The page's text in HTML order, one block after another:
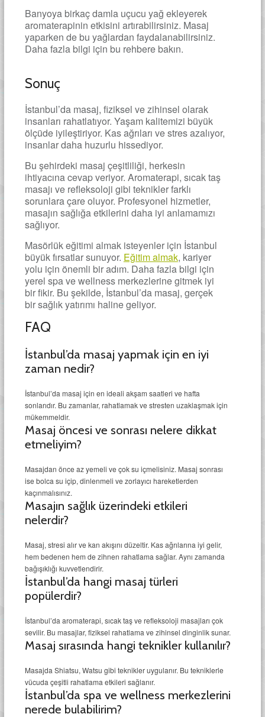
Banyoya birkaç damla uçucu yağ ekleyerek
aromaterapinin etkisini artırabilirsiniz. Masaj
yaparken de bu yağlardan faydalanabilirsiniz.
Daha fazla bilgi için bu rehbere bakın.
Sonuç
İstanbul’da masaj, fiziksel ve zihinsel olarak
insanları rahatlatıyor. Yaşam kalitemizi büyük
ölçüde iyileştiriyor. Kas ağrıları ve stres azalıyor,
insanlar daha huzurlu hissediyor.
Bu şehirdeki masaj çeşitliliği, herkesin
ihtiyacına cevap veriyor. Aromaterapi, sıcak taş
masajı ve refleksoloji gibi teknikler farklı
sorunlara çare oluyor. Profesyonel hizmetler,
masajın sağlığa etkilerini daha iyi anlamamızı
sağlıyor.
Masörlük eğitimi almak isteyenler için İstanbul
büyük fırsatlar sunuyor. Eğitim almak, kariyer
yolu için önemli bir adım. Daha fazla bilgi için
yerel spa ve wellness merkezlerine gitmek iyi
bir fikir. Bu şekilde, İstanbul’da masaj, gerçek
bir sağlık yatırımı haline geliyor.
FAQ
İstanbul’da masaj yapmak için en iyi
zaman nedir?
İstanbul’da masaj için en ideali akşam saatleri ve hafta
sonlarıdır. Bu zamanlar, rahatlamak ve stresten uzaklaşmak için
mükemmeldir.
Masaj öncesi ve sonrası nelere dikkat
etmeliyim?
Masajdan önce az yemeli ve çok su içmelisiniz. Masaj sonrası
ise bolca su içip, dinlenmeli ve zorlayıcı hareketlerden
kaçınmalısınız.
Masajın sağlık üzerindeki etkileri
nelerdir?
Masaj, stresi alır ve kan akışını düzeltir. Kas ağrılarına iyi gelir,
hem bedenen hem de zihnen rahatlama sağlar. Aynı zamanda
bağışıklığı kuvvetlendirir.
İstanbul’da hangi masaj türleri
popülerdir?
İstanbul’da aromaterapi, sıcak taş ve refleksoloji masajları çok
sevilir. Bu masajlar, fiziksel rahatlama ve zihinsel dinginlik sunar.
Masaj sırasında hangi teknikler kullanılır?
Masajda Shiatsu, Watsu gibi teknikler uygulanır. Bu tekniklerle
vücuda çeşitli rahatlama etkileri sağlanır.
İstanbul’da spa ve wellness merkezlerini
nerede bulabilirim?